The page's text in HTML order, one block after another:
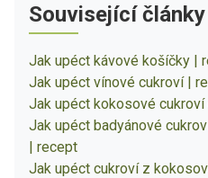
Související články
Jak upéct kávové košíčky |
Jak upéct vínové cukroví |
Jak upéct kokosové
Jak upéct badyánové
| recept
Jak upéct cukroví z